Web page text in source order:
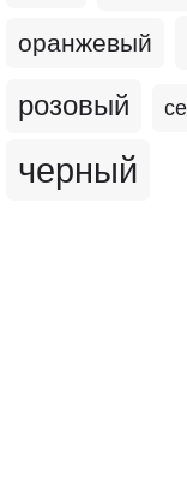
оранжевый
розовый
черный